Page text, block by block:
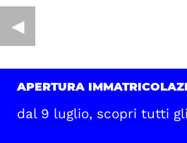
APERTURA
dal 9 luglio, scopri tutti
◀︎